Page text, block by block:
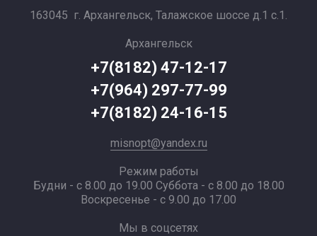
163045 г. Архангельск, Талажское шоссе д.1 с.1.
Архангельск
+7(8182) 47-12-17
+7(964) 297-77-99
+7(8182) 24-16-15
misnopt@yandex.ru
Режим работы
Будни - с 8.00 до 19.00 Суббота - с 8.00 до 18.00
Воскресенье - с 9.00 до 17.00
Мы в соцсетях